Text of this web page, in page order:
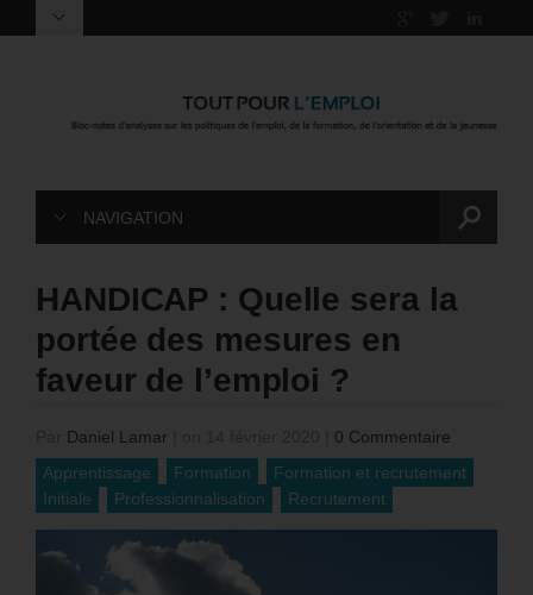
NAVIGATION
HANDICAP : Quelle sera la
portée des mesures en
faveur de l’emploi ?
Daniel Lamar
0 Commentaire
Apprentissage
Formation
Formation et recrutement
Initiale
Professionnalisation Recrutement